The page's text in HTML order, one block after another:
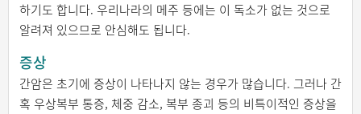
하기도 합니다. 우리나라의 메주 등에는 이 독소가 없는 것으로
알려져 있으므로 안심해도 됩니다.
증상
간암은 초기에 증상이 나타나지 않는 경우가 많습니다. 그러나 간
혹 우상복부 통증, 체중 감소, 복부 종괴 등의 비특이적인 증상을